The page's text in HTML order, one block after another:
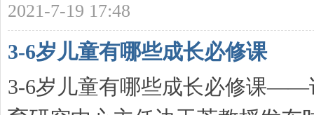
2021-7-19 17:48
3-6岁儿童有哪些成长必修课
3-6岁儿童有哪些成长必修课——